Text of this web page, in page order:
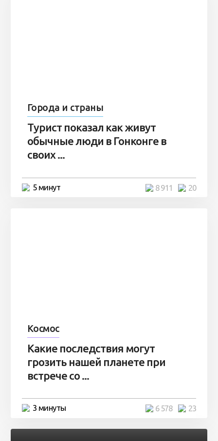
Города и страны
Турист показал как живут
обычные люди в Гонконге в
своих ...
5 минут 20
8 911
Космос
Какие последствия могут
грозить нашей планете при
встрече со ...
3 минуты 23
6 578